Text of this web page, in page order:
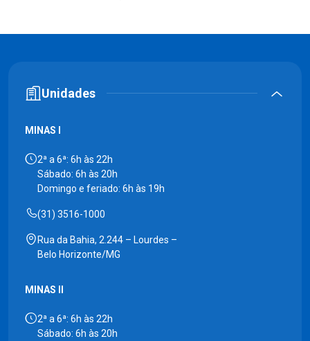
Unidades
MINAS I
2ª a 6ª: 6h às 22h
Sábado: 6h às 20h
Domingo e feriado: 6h às 19h
(31) 3516-1000
Rua da Bahia, 2.244 – Lourdes –
Belo Horizonte/MG
MINAS II
2ª a 6ª: 6h às 22h
Sábado: 6h às 20h